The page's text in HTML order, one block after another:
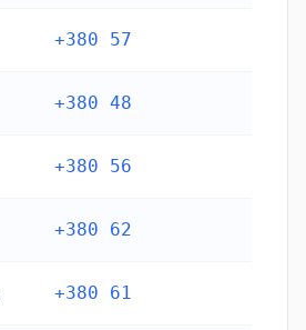
+380 57
+380 48
+380 56
+380 62
+380 61